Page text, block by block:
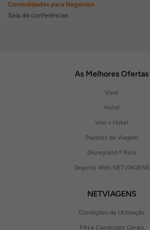
Comodidades para Negócios
Sala de conferências
As Melhores Ofertas
Voos
Hotel
Voo + Hotel
Pacotes de Viagem
Disneyland ® Paris
Seguros Web NETVIAGENS
NETVIAGENS
Condições de Utilização
FIN e Condições Gerais